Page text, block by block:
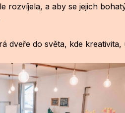
rozvíjela, a aby se jejich
dveře do světa, kde